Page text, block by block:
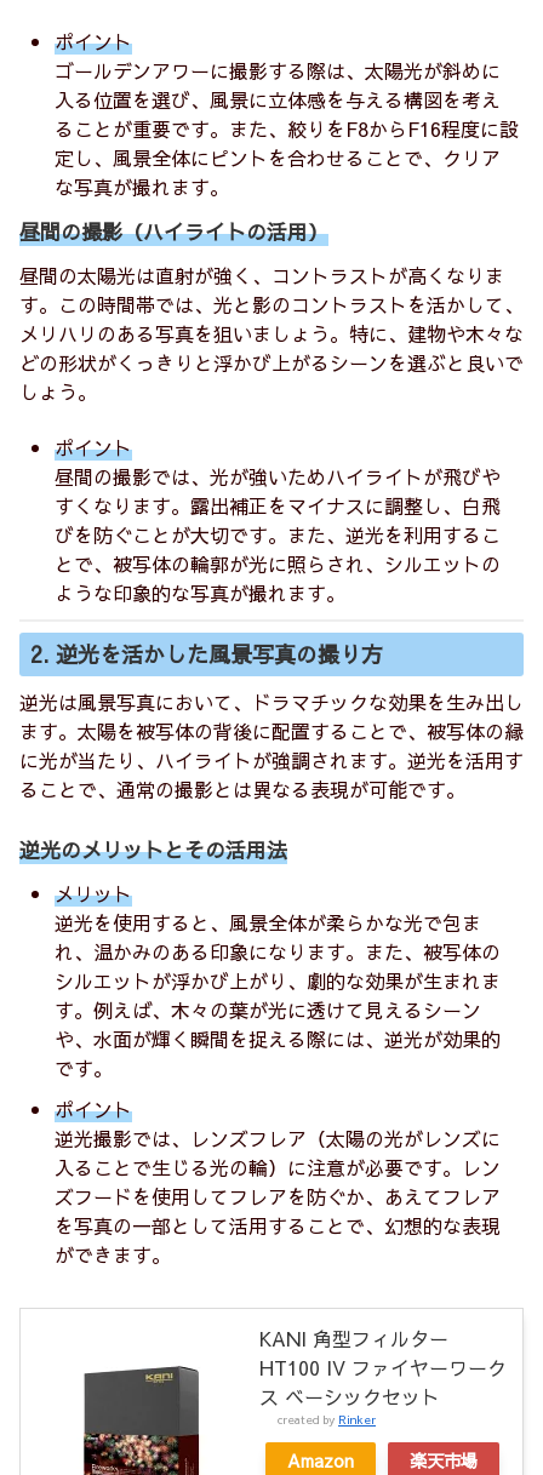
ポイント
ゴールデンアワーに撮影する際は、太陽光が斜めに
入る位置を選び、風景に立体感を与える構図を考え
ることが重要です。また、絞りをF8からF16程度に設
定し、風景全体にピントを合わせることで、クリア
な写真が撮れます。
昼間の撮影（ハイライトの活用）
昼間の太陽光は直射が強く、コントラストが高くなりま
す。この時間帯では、光と影のコントラストを活かして、
メリハリのある写真を狙いましょう。特に、建物や木々な
どの形状がくっきりと浮かび上がるシーンを選ぶと良いで
しょう。
ポイント
昼間の撮影では、光が強いためハイライトが飛びや
すくなります。露出補正をマイナスに調整し、白飛
びを防ぐことが大切です。また、逆光を利用するこ
とで、被写体の輪郭が光に照らされ、シルエットの
ような印象的な写真が撮れます。
2. 逆光を活かした風景写真の撮り方
逆光は風景写真において、ドラマチックな効果を生み出し
ます。太陽を被写体の背後に配置することで、被写体の縁
に光が当たり、ハイライトが強調されます。逆光を活用す
ることで、通常の撮影とは異なる表現が可能です。
逆光のメリットとその活用法
メリット
逆光を使用すると、風景全体が柔らかな光で包ま
れ、温かみのある印象になります。また、被写体の
シルエットが浮かび上がり、劇的な効果が生まれま
す。例えば、木々の葉が光に透けて見えるシーン
や、水面が輝く瞬間を捉える際には、逆光が効果的
です。
ポイント
逆光撮影では、レンズフレア（太陽の光がレンズに
入ることで生じる光の輪）に注意が必要です。レン
ズフードを使用してフレアを防ぐか、あえてフレア
を写真の一部として活用することで、幻想的な表現
ができます。
KANI 角型フィルター
HT100 IV ファイヤーワーク
ス ベーシックセット
created by Rinker
Amazon
楽天市場